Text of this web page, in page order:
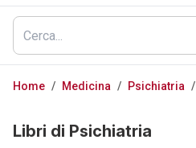
Home / Medicina / Psichiatria /
Libri di Psichiatria